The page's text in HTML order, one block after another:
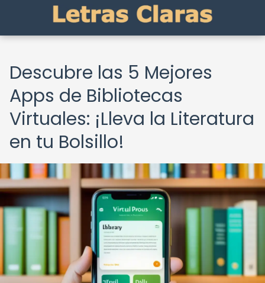
Descubre las 5 Mejores
Apps de Bibliotecas
Virtuales: ¡Lleva la Literatura
en tu Bolsillo!